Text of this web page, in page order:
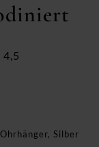
Ohrhänger, Silber